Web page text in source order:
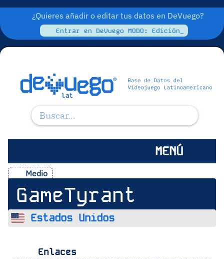
¿Quieres añadir o editar tus datos en DeVuego?
Entrar en DeVuego MODO: Edición_
MENÚ
Medio
GameTyrant
Estados Unidos
Enlaces